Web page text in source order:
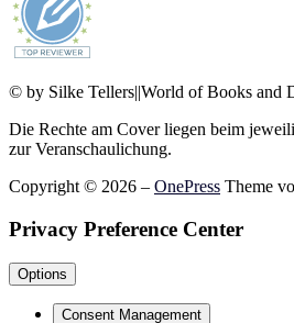
© by Silke Tellers||World of Books and
Die Rechte am Cover liegen beim
zur Veranschaulichung.
Copyright © 2026 – OnePress Theme
Privacy Preference Center
Options
Consent Management